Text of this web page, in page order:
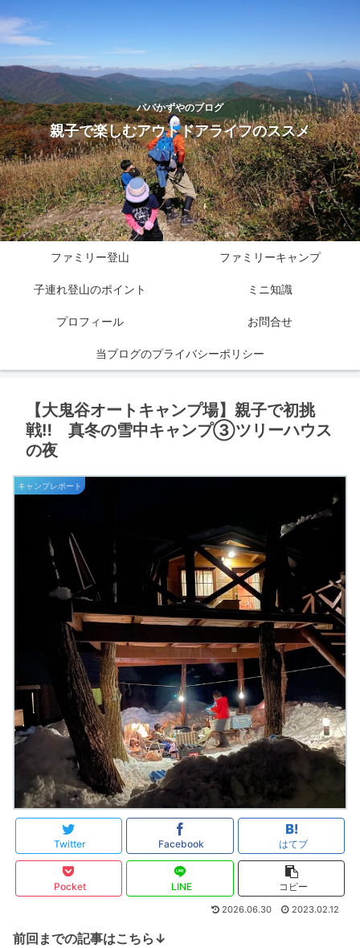
パパかずやのブログ
親子で楽しむアウトドアライフのススメ
ファミリー登山 ファミリーキャンプ
子連れ登山のポイント ミニ知識
プロフィール お問合せ
当ブログのプライバシーポリシー
【大鬼谷オートキャンプ場】親子で初挑
戦‼ 真冬の雪中キャンプ③ツリーハウス
の夜
キャンプレポート
Twitter Facebook はてブ
Pocket LINE コピー
2026.06.30 2023.02.12
前回までの記事はこちら↓